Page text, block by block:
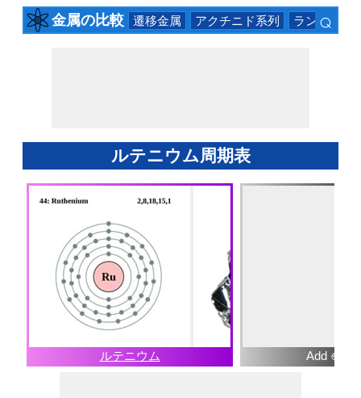
金属の比較 遷移金属 アクチニド系列 ランタニド
⌕
ルテニウム周期表
ルテニウム Add ⊕